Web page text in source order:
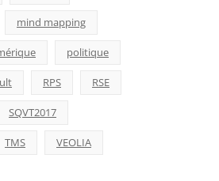
mind mapping
politique
RPS RSE
SQVT2017
TMS VEOLIA